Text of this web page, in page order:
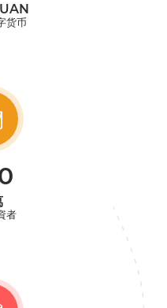
货币
者